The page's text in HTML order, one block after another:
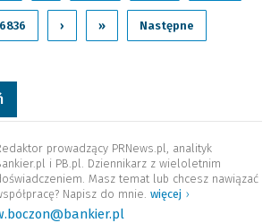
6836 › » Następne
prowadzący PRNews.pl, analityk
i PB.pl. Dziennikarz z wieloletnim
Masz temat lub chcesz nawiązać
Napisz do mnie. więcej ›